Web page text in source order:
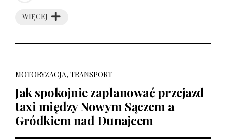
WIĘCEJ
MOTORYZACJA, TRANSPORT
Jak spokojnie zaplanować przejazd
taxi między Nowym Sączem a
Gródkiem nad Dunajcem